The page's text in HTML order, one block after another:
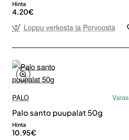
Hinta
4.20€
Loppu verkosta ja Porvoosta
PALO
Palo santo puupalat 50g
Hinta
10.95€